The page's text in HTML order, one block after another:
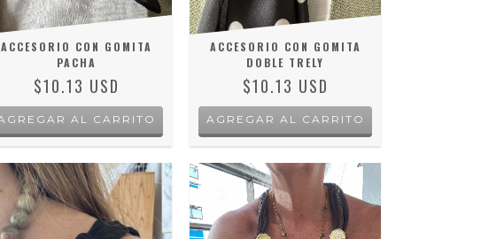
ACCESORIO CON GOMITA
PACHA
$10.13 USD
ACCESORIO CON GOMITA
DOBLE TRELY
$10.13 USD